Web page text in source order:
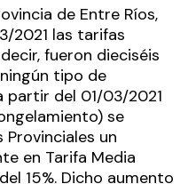
de Entre Ríos,
2021 las tarifas
fueron dieciséis
tipo de
partir del 01/03/2021
se
un
en Tarifa Media
15%. Dicho aumento